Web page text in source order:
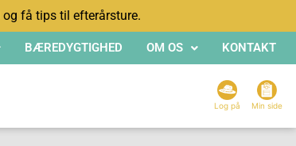
og få tips til efterårsture.
BÆREDYGTIGHED OM OS KONTAKT
Log på Min side